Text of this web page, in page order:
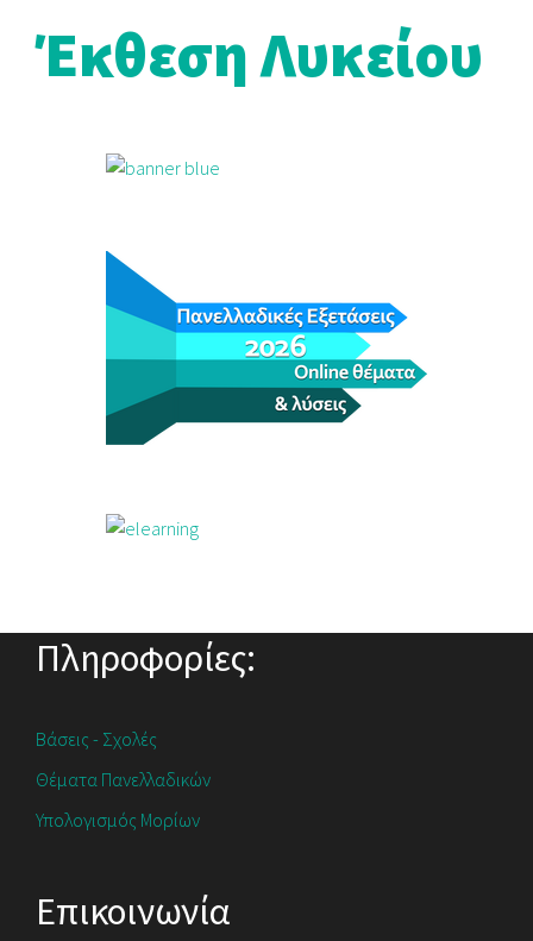
Έκθεση Λυκείου
Πληροφορίες:
Βάσεις - Σχολές
Θέματα Πανελλαδικών
Υπολογισμός Μορίων
Επικοινωνία